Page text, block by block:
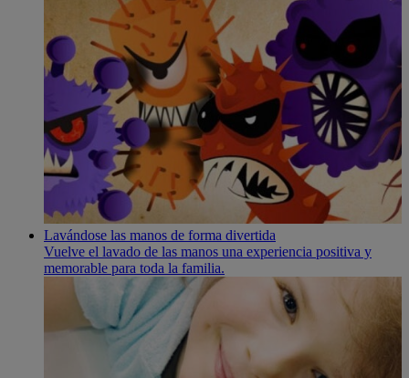
Lavándose las manos de forma divertida
Vuelve el lavado de las manos una experiencia positiva y
memorable para toda la familia.